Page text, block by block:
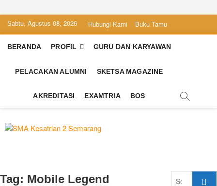
SkipSabtu, Agustus 08, 2026 Hubungi Kami Buku Tamu
BERANDA PROFIL GURU DAN KARYAWAN
PELACAKAN ALUMNI SKETSA MAGAZINE
AKREDITASI EXAMTRIA BOS
Tag: Mobile Legend